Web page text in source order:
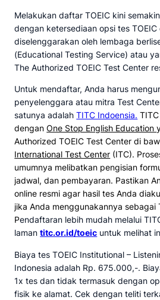
Melakukan daftar TOEIC kini
dengan ketersediaan opsi tes TOEIC
diselenggarakan oleh lembaga
(Educational Testing Service) atau
The Authorized TOEIC Test Center
Untuk mendaftar, Anda harus
penyelenggara atau mitra Test
satunya adalahTITC Indoensia.
denganOne Stop English Education
Authorized TOEIC Test Center di
International Test Center (ITC).
umumnya melibatkan pengisian
jadwal, dan pembayaran. Pastikan
online resmi agar hasil tes Anda
jika Anda menggunakannya sebagai
Pendaftaran lebih mudah melalui
lamantitc.or.id/toeic untuk melihat
Biaya tes TOEIC Institutional –
Indonesia adalah Rp. 675.000,-.
1x tes dan tidak termasuk dengan
fisik ke alamat. Cek dengan teliti